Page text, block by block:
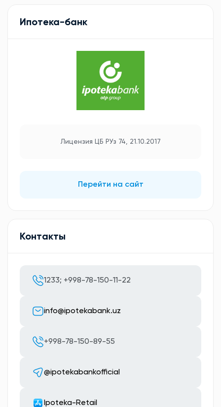
Ипотека-банк
Лицензия ЦБ РУз 74, 21.10.2017
Перейти на сайт
Контакты
1233; +998-78-150-11-22
info@ipotekabank.uz
+998-78-150-89-55
@ipotekabankofficial
Ipoteka-Retail